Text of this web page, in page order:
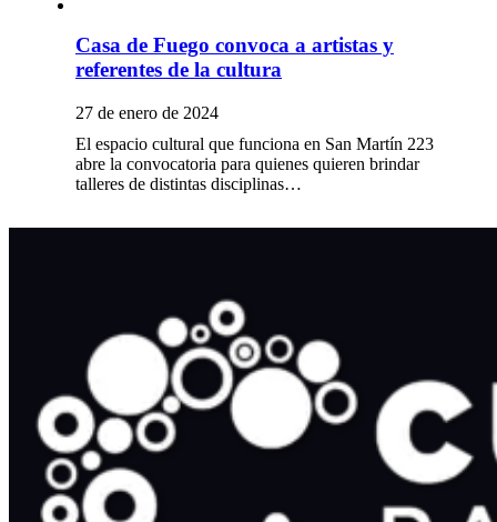
Casa de Fuego convoca a artistas y
referentes de la cultura
27 de enero de 2024
El espacio cultural que funciona en San Martín 223
abre la convocatoria para quienes quieren brindar
talleres de distintas disciplinas…